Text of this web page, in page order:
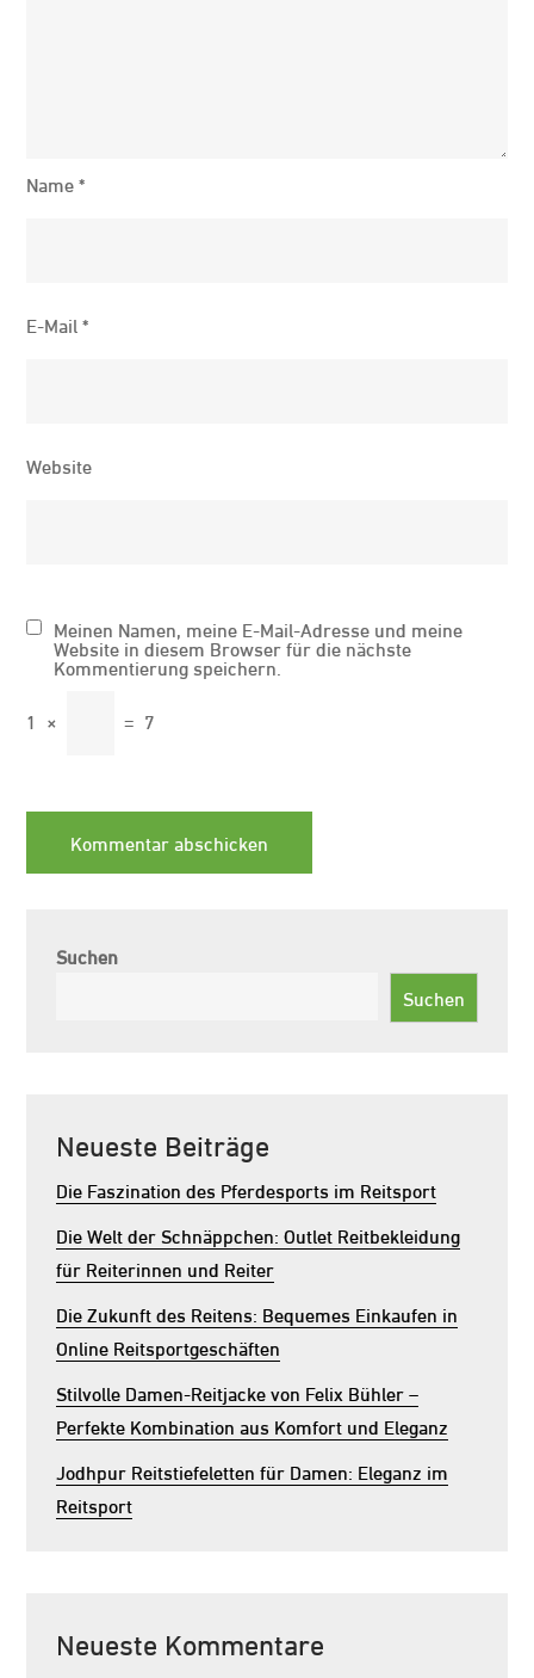
Name*
E-Mail*
Website
Meinen Namen, meine E-Mail-Adresse und meine
Website in diesem Browser für die nächste
Kommentierung speichern.
1 × = 7
Suchen
Suchen
Neueste Beiträge
Die Faszination des Pferdesports im Reitsport
Die Welt der Schnäppchen: Outlet Reitbekleidung
für Reiterinnen und Reiter
Die Zukunft des Reitens: Bequemes Einkaufen in
Online Reitsportgeschäften
Stilvolle Damen-Reitjacke von Felix Bühler –
Perfekte Kombination aus Komfort und Eleganz
Jodhpur Reitstiefeletten für Damen: Eleganz im
Reitsport
Neueste Kommentare